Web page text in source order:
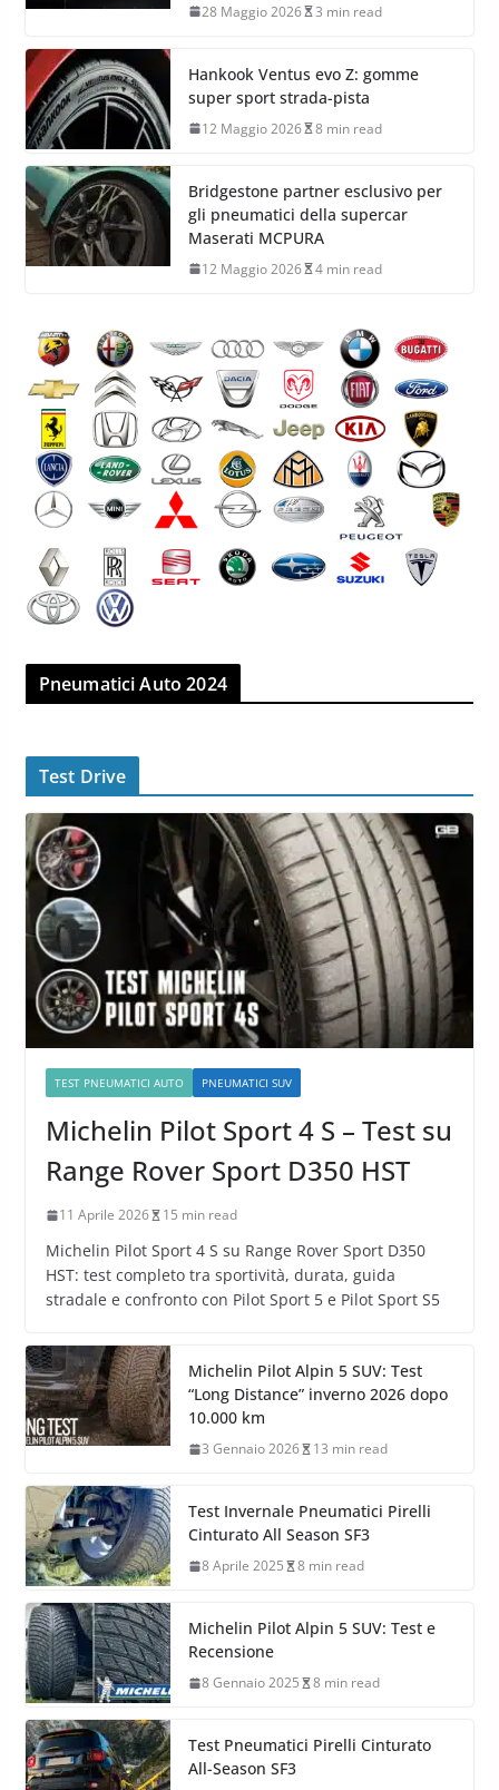
28 Maggio 2026 3 min read
Hankook Ventus evo Z: gomme
super sport strada-pista
12 Maggio 2026 8 min read
Bridgestone partner esclusivo per
gli pneumatici della supercar
Maserati MCPURA
12 Maggio 2026 4 min read
Pneumatici Auto 2024
Test Drive
TEST PNEUMATICI AUTO PNEUMATICI SUV
Michelin Pilot Sport 4 S – Test su
Range Rover Sport D350 HST
11 Aprile 2026 15 min read
Michelin Pilot Sport 4 S su Range Rover Sport D350
HST: test completo tra sportività, durata, guida
stradale e confronto con Pilot Sport 5 e Pilot Sport S5
Michelin Pilot Alpin 5 SUV: Test
“Long Distance” inverno 2026 dopo
10.000 km
3 Gennaio 2026 13 min read
Test Invernale Pneumatici Pirelli
Cinturato All Season SF3
8 Aprile 2025 8 min read
Michelin Pilot Alpin 5 SUV: Test e
Recensione
8 Gennaio 2025 8 min read
Test Pneumatici Pirelli Cinturato
All-Season SF3